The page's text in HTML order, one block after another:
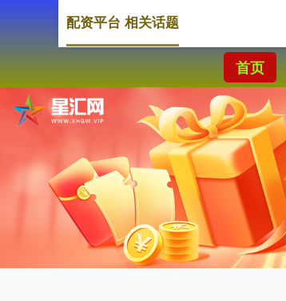
首页
配资平台 相关话题